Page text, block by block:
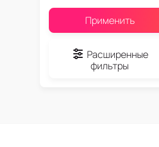
Применить
Расширенные
фильтры